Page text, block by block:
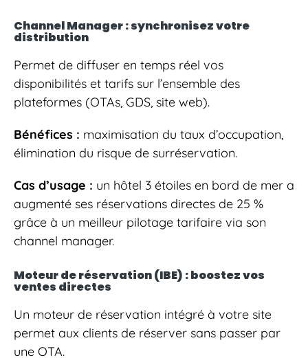
Channel Manager : synchronisez votre
distribution
Permet de diffuser en temps réel vos
disponibilités et tarifs sur l’ensemble des
plateformes (OTAs, GDS, site web).
Bénéfices : maximisation du taux d’occupation,
élimination du risque de surréservation.
Cas d’usage : un hôtel 3 étoiles en bord de mer a
augmenté ses réservations directes de 25 %
grâce à un meilleur pilotage tarifaire via son
channel manager.
Moteur de réservation (IBE) : boostez vos
ventes directes
Un moteur de réservation intégré à votre site
permet aux clients de réserver sans passer par
une OTA.